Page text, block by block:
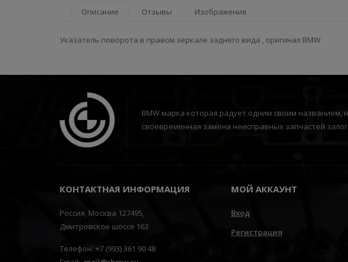
Описание Отзывы Изображения
Указатель поворота в правом зеркале заднего вида , оригинал BMW
BMW марка которая радует одним своим названием,
своевременная замена неисправных запчастей
КОНТАКТНАЯ ИНФОРМАЦИЯ
Россия, Москва 127495,
Дмитровское шоссе 163
Телефон: +7 (993) 361 90 48
МОЙ АККАУНТ
Вход
Регистрация